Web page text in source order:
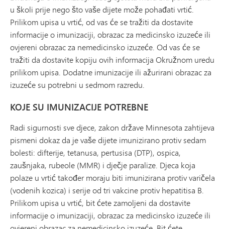
u školi prije nego što vaše dijete može pohađati vrtić.
Prilikom upisa u vrtić, od vas će se tražiti da dostavite
informacije o imunizaciji, obrazac za medicinsko izuzeće ili
ovjereni obrazac za nemedicinsko izuzeće. Od vas će se
tražiti da dostavite kopiju ovih informacija Okružnom uredu
prilikom upisa. Dodatne imunizacije ili ažurirani obrazac za
izuzeće su potrebni u sedmom razredu.
KOJE SU IMUNIZACIJE POTREBNE
Radi sigurnosti sve djece, zakon države Minnesota zahtijeva
pismeni dokaz da je vaše dijete imunizirano protiv sedam
bolesti: difterije, tetanusa, pertusisa (DTP), ospica,
zaušnjaka, rubeole (MMR) i dječje paralize. Djeca koja
polaze u vrtić također moraju biti imunizirana protiv varičela
(vodenih kozica) i serije od tri vakcine protiv hepatitisa B.
Prilikom upisa u vrtić, bit ćete zamoljeni da dostavite
informacije o imunizaciji, obrazac za medicinsko izuzeće ili